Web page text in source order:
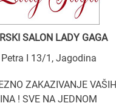
SALON LADY GAGA
I 13/1, Jagodina
ZAKAZIVANJE VAŠIH
! SVE NA JEDNOM